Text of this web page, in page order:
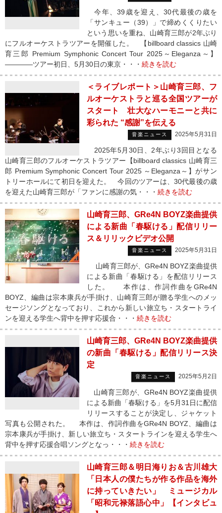
今年、39歳を迎え、30代最後の歳を
「サンキュー（39）」で締めくくりたい
という思いを重ね、山崎育三郎が2年ぶり
にフルオーケストラツアーを開催した。 【billboard classics 山崎
育三郎 Premium Symphonic Concert Tour 2025～Eleganza～】
――――ツアー初日、5月30日の東京・・・ 続きを読む
＜ライブレポート＞山崎育三郎、フ
ルオーケストラと巡る全国ツアーが
スタート 壮大なハーモニーと共に
彩られた “感謝”を伝える
音楽ニュース 2025年5月31日
2025年5月30日、2年ぶり3回目となる
山崎育三郎のフルオーケストラツアー【billboard classics 山崎育三
郎 Premium Symphonic Concert Tour 2025 ～Eleganza～】がサン
トリーホールにて初日を迎えた。 今回のツアーは、30代最後の歳
を迎えた山崎育三郎が「ファンに感謝の気・・・ 続きを読む
山崎育三郎、GRe4N BOYZ楽曲提供
による新曲「春駆ける」配信リリー
ス＆リリックビデオ公開
音楽ニュース 2025年5月31日
山崎育三郎が、GRe4N BOYZ楽曲提供
による新曲「春駆ける」を配信リリース
した。 本作は、作詞作曲をGRe4N
BOYZ、編曲は宗本康兵が手掛け、山崎育三郎が贈る学生へのメッ
セージソングとなっており、これから新しい旅立ち・スタートライ
ンを迎える学生へ背中を押す応援合・・・ 続きを読む
山崎育三郎、GRe4N BOYZ楽曲提供
の新曲「春駆ける」配信リリース決
定
音楽ニュース 2025年5月2日
山崎育三郎が、GRe4N BOYZ楽曲提供
による新曲「春駆ける」を5月31日に配信
リリースすることが決定し、ジャケット
写真も公開された。 本作は、作詞作曲をGRe4N BOYZ、編曲は
宗本康兵が手掛け、新しい旅立ち・スタートラインを迎える学生へ
背中を押す応援合唱ソングとなっ・・・ 続きを読む
山崎育三郎＆明日海りお＆古川雄大
「日本人の僕たちが作る作品を海外
に持っていきたい」 ミュージカル
「昭和元禄落語心中」【インタビュ